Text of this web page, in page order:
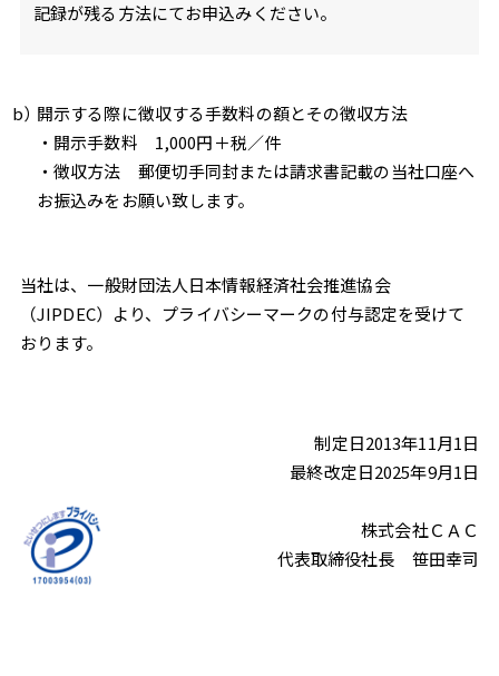
記録が残る方法にてお申込みください。
開示する際に徴収する手数料の額とその徴収方法
・開示手数料 1,000円＋税／件
・徴収方法 郵便切手同封または請求書記載の当社口座へ
お振込みをお願い致します。
当社は、一般財団法人日本情報経済社会推進協会
（JIPDEC）より、プライバシーマークの付与認定を受けて
おります。
制定日2013年11月1日
最終改定日2025年9月1日
株式会社ＣＡＣ
代表取締役社長 笹田幸司